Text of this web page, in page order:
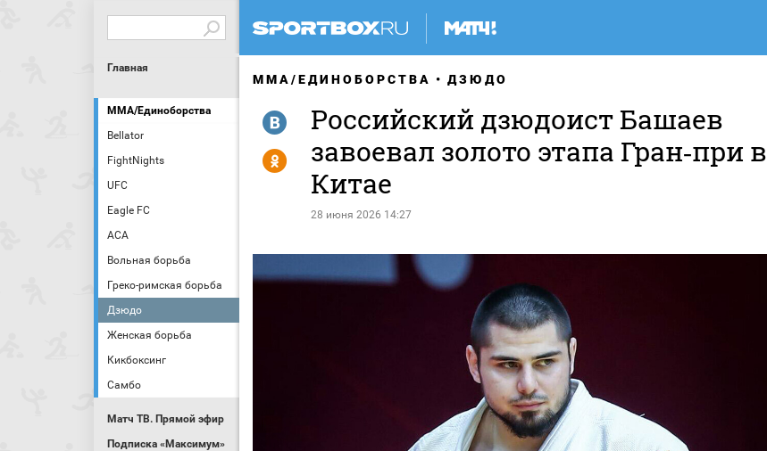
Главная
MMA/Единоборства
Bellator
FightNights
UFC
Eagle FC
АСА
Вольная борьба
Греко-римская борьба
Дзюдо
Женская борьба
Кикбоксинг
Самбо
Матч ТВ. Прямой эфир
Подписка «Максимум»
MMA/ЕДИНОБОРСТВА ДЗЮДО
Российский дзюдоист Башаев
завоевал золото этапа Гран‑при в
Китае
28 июня 2026 14:27
R
Y